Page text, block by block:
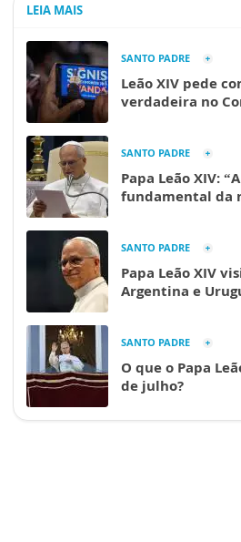
LEIA MAIS
SANTO PADRE
Leão XIV pede
verdadeira no
SANTO PADRE
Papa Leão XIV:
fundamental da
SANTO PADRE
Papa Leão XIV
Argentina e
SANTO PADRE
O que o Papa
de julho?